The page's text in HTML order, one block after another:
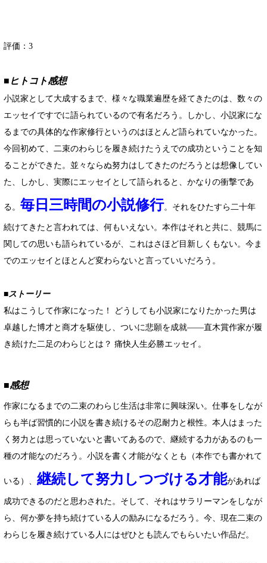
評価： 3
■ヒトコト感想
小説家として大成するまで、様々な職業遍歴を経てきたのは、数々の
エッセイですでに語られているので有名だろう。しかし、小説家にな
るまでの具体的な作家修行というのはほとんど語られていなかった。
今回初めて、二束のわらじを履き続けたうえでの成功ということを知
ることができた。並々ならぬ努力はしてきたのだろうとは想像してい
た、しかし、実際にエッセイとして語られると、かなりの衝撃であ
る。 毎日三時間の小説修行。それをひたすら二十年
続けてきたと言われては、何もいえない。本作はそれと共に、競馬に
関しての思いも語られているが、これはさほど目新しくもない。今ま
でのエッセイとほとんど変わらないと言っていいだろう。
■ストーリー
私はこうして作家になった！ どうしても小説家になりたかった男は
卓越した博才と商才を駆使し、ついに悲願を成就――直木賞作家が履
き続けた二足のわらじとは？ 痛快人生必勝エッセイ。
■感想
作家になるまでの二束のわらじ生活は非常に興味深い。仕事をしなが
らも半ば習慣的に小説を書き続けるその忍耐力と根性。本人はまった
く努力とは思っていないと書いてあるので、継続する力があるのも一
種の才能なのだろう。小説を書く才能がなくとも（本作でも書かれて
いる）、 継続して努力しつづける才能があれば
成功できるのだと思わされた。そして、それはサラリーマンをしなが
ら、何か夢を持ち続けている人の励みになるだろう。今、現在二束の
わらじを履き続けている人にはぜひとも読んでもらいたい作品だ。